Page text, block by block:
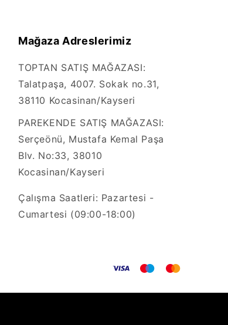
Mağaza Adreslerimiz
TOPTAN SATIŞ MAĞAZASI:
Talatpaşa, 4007. Sokak no.31,
38110 Kocasinan/Kayseri
PAREKENDE SATIŞ MAĞAZASI:
Serçeönü, Mustafa Kemal Paşa
Blv. No:33, 38010
Kocasinan/Kayseri
Çalışma Saatleri: Pazartesi -
Cumartesi (09:00-18:00)